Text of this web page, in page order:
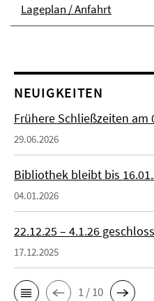
Lageplan / Anfahrt
NEUIGKEITEN
Frühere Schließzeiten am
29.06.2026
Bibliothek bleibt bis
04.01.2026
22.12.25 – 4.1.26
17.12.2025
1 / 10